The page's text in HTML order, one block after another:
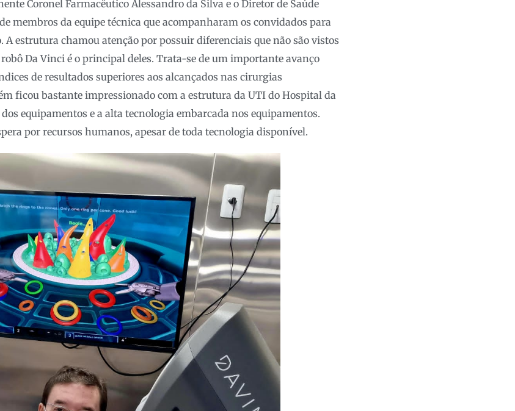
Coronel Farmacêutico Alessandro da Silva e o Diretor de Saúde
membros da equipe técnica que acompanharam os convidados para
estrutura chamou atenção por possuir diferenciais que não são vistos
Da Vinci é o principal deles. Trata-se de um importante avanço
de resultados superiores aos alcançados nas cirurgias
ficou bastante impressionado com a estrutura da UTI do Hospital da
equipamentos e a alta tecnologia embarcada nos equipamentos.
por recursos humanos, apesar de toda tecnologia disponível.